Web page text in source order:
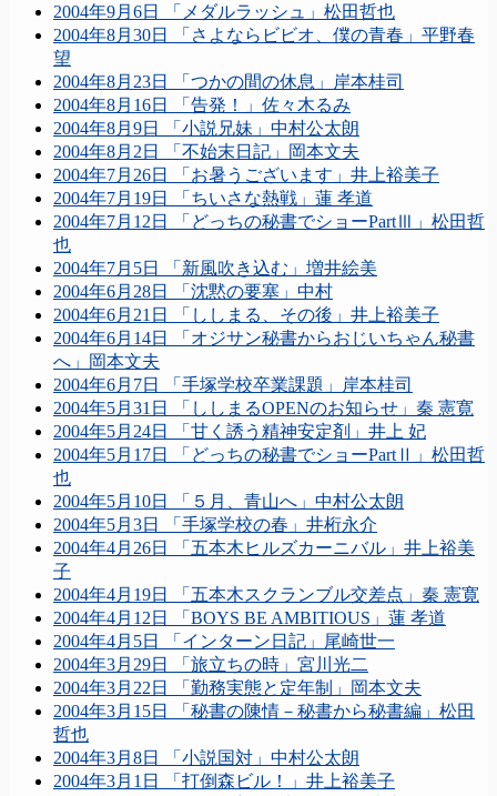
2004年9月6日 「メダルラッシュ」松田哲也
2004年8月30日 「さよならビビオ、僕の青春」平野春
望
2004年8月23日 「つかの間の休息」岸本桂司
2004年8月16日 「告発！」佐々木るみ
2004年8月9日 「小説兄妹」中村公太朗
2004年8月2日 「不始末日記」岡本文夫
2004年7月26日 「お暑うございます」井上裕美子
2004年7月19日 「ちいさな熱戦」蓮 孝道
2004年7月12日 「どっちの秘書でショーPartⅢ」松田哲
也
2004年7月5日 「新風吹き込む」増井絵美
2004年6月28日 「沈黙の要塞」中村
2004年6月21日 「ししまる、その後」井上裕美子
2004年6月14日 「オジサン秘書からおじいちゃん秘書
へ」岡本文夫
2004年6月7日 「手塚学校卒業課題」岸本桂司
2004年5月31日 「ししまるOPENのお知らせ」秦 憲寛
2004年5月24日 「甘く誘う精神安定剤」井上 妃
2004年5月17日 「どっちの秘書でショーPartⅡ」松田哲
也
2004年5月10日 「５月、青山へ」中村公太朗
2004年5月3日 「手塚学校の春」井桁永介
2004年4月26日 「五本木ヒルズカーニバル」井上裕美
子
2004年4月19日 「五本木スクランブル交差点」秦 憲寛
2004年4月12日 「BOYS BE AMBITIOUS」蓮 孝道
2004年4月5日 「インターン日記」尾崎世一
2004年3月29日 「旅立ちの時」宮川光二
2004年3月22日 「勤務実態と定年制」岡本文夫
2004年3月15日 「秘書の陳情－秘書から秘書編」松田
哲也
2004年3月8日 「小説国対」中村公太朗
2004年3月1日 「打倒森ビル！」井上裕美子